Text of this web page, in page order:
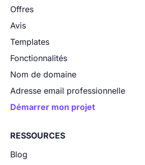
Offres
Avis
Templates
Fonctionnalités
Nom de domaine
Adresse email professionnelle
Démarrer mon projet
RESSOURCES
Blog